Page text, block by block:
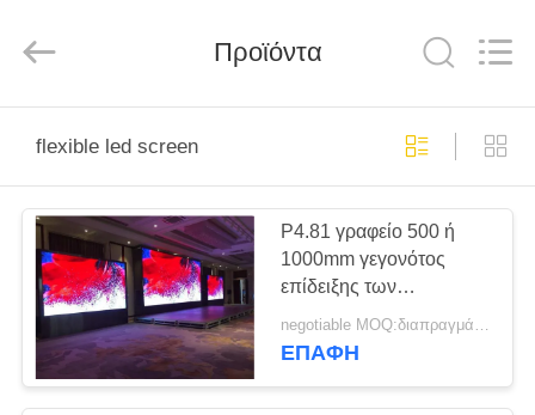
ΠΡΟΪΌΝΤΑ
ΒΊΝΤΕΟ
ΣΧΕΤΙΚΆ
ΜΕ
Technology
Προϊόντα
flexible led screen
P4.81 γραφείο 500 ή
1000mm γεγονότος
επίδειξης των
υπαίθριων πλήρων
οδηγήσεων χρώματος
negotiable MOQ:διαπραγμάτευση
ΕΠΑΦΉ